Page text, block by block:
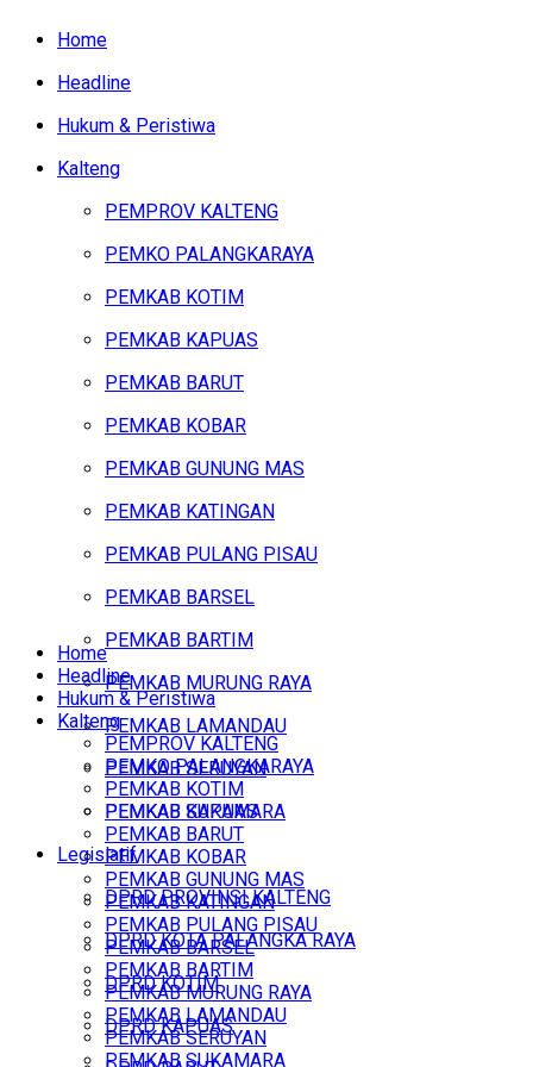
Home
Headline
Hukum & Peristiwa
Kalteng
PEMPROV KALTENG
PEMKO PALANGKARAYA
PEMKAB KOTIM
PEMKAB KAPUAS
PEMKAB BARUT
PEMKAB KOBAR
PEMKAB GUNUNG MAS
PEMKAB KATINGAN
PEMKAB PULANG PISAU
PEMKAB BARSEL
PEMKAB BARTIM
PEMKAB MURUNG RAYA
PEMKAB LAMANDAU
PEMKAB SERUYAN
PEMKAB SUKAMARA
Legislatif
DPRD PROVINSI KALTENG
DPRD KOTA PALANGKA RAYA
DPRD KOTIM
DPRD KAPUAS
Home
Headline
Hukum & Peristiwa
Kalteng
PEMPROV KALTENG
PEMKO PALANGKARAYA
PEMKAB KOTIM
PEMKAB KAPUAS
PEMKAB BARUT
PEMKAB KOBAR
PEMKAB GUNUNG MAS
PEMKAB KATINGAN
PEMKAB PULANG PISAU
PEMKAB BARSEL
PEMKAB BARTIM
PEMKAB MURUNG RAYA
PEMKAB LAMANDAU
PEMKAB SERUYAN
PEMKAB SUKAMARA